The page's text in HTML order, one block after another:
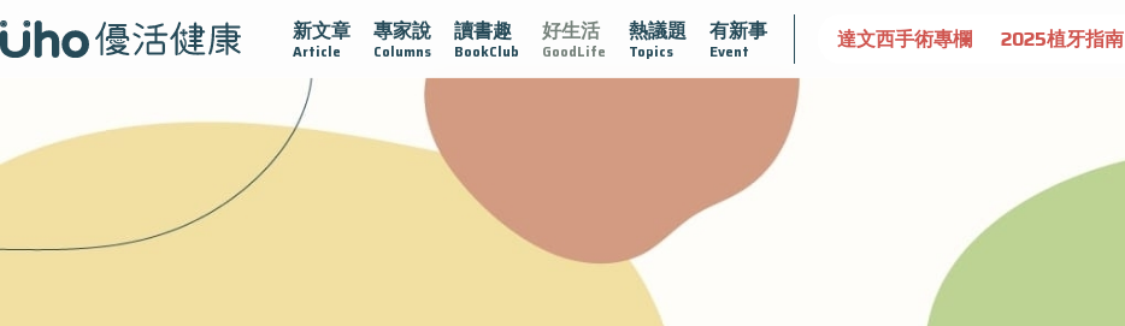
新文章
Article
專家說
Columns
讀書趣
BookClub
好生活
GoodLife
熱議題
Topics
有新事
Event
黏 守護腺在 疫情保衛戰 再生醫學 愛的未來視 認識攝護腺肥大 守護骨骼健康 達文西手術專欄 2025植牙指南